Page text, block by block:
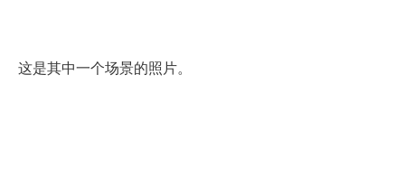
这是其中一个场景的照片。